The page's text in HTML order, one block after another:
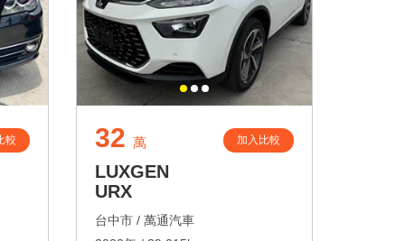
較 32 萬 加入比較
LUXGEN
URX
台中市 / 萬通汽車